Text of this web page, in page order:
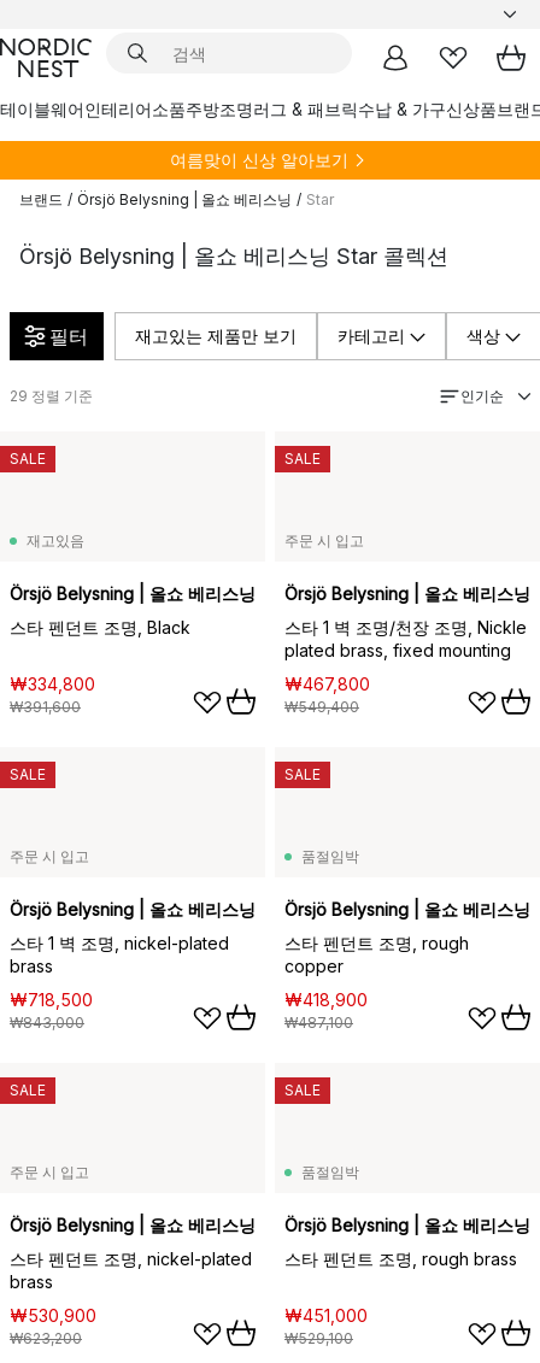
테이블웨어인테리어소품주방조명러그 & 패브릭수납 & 가구신상품브랜
여름맞이 신상 알아보기
브랜드 / Örsjö Belysning | 올쇼 베리스닝 / Star
Örsjö Belysning | 올쇼 베리스닝 Star 콜렉션
필터 재고있는 제품만 보기 카테고리 색상
29 정렬 기준 인기순
재고있음
Örsjö Belysning | 올쇼 베리스닝
스타 펜던트 조명, Black
₩334,800
₩391,600
SALE
주문 시 입고
Örsjö Belysning | 올쇼 베리스닝
스타 1 벽 조명/천장 조명, Nickle
plated brass, fixed mounting
₩467,800
₩549,400
SALE
주문 시 입고
Örsjö Belysning | 올쇼 베리스닝
스타 1 벽 조명, nickel-plated
brass
₩718,500
₩843,000
SALE
품절임박
Örsjö Belysning | 올쇼 베리스닝
스타 펜던트 조명, rough
copper
₩418,900
₩487,100
SALE
주문 시 입고
Örsjö Belysning | 올쇼 베리스닝
스타 펜던트 조명, nickel-plated
brass
₩530,900
₩623,200
SALE
품절임박
Örsjö Belysning | 올쇼 베리스닝
스타 펜던트 조명, rough brass
₩451,000
₩529,100
SALE